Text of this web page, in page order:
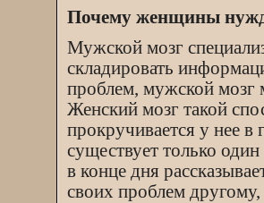
Почему женщины
Мужской мозг
складировать
проблем, мужской мозг
Женский мозг такой
прокручивается у нее
существует только
в конце дня
своих проблем